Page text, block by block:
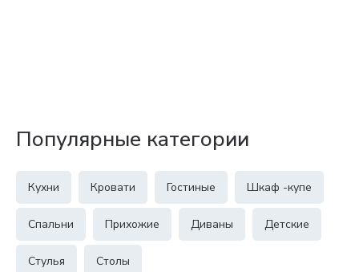
Популярные категории
Кухни Кровати Гостиные Шкаф -купе
Спальни Прихожие Диваны Детские
Стулья Столы